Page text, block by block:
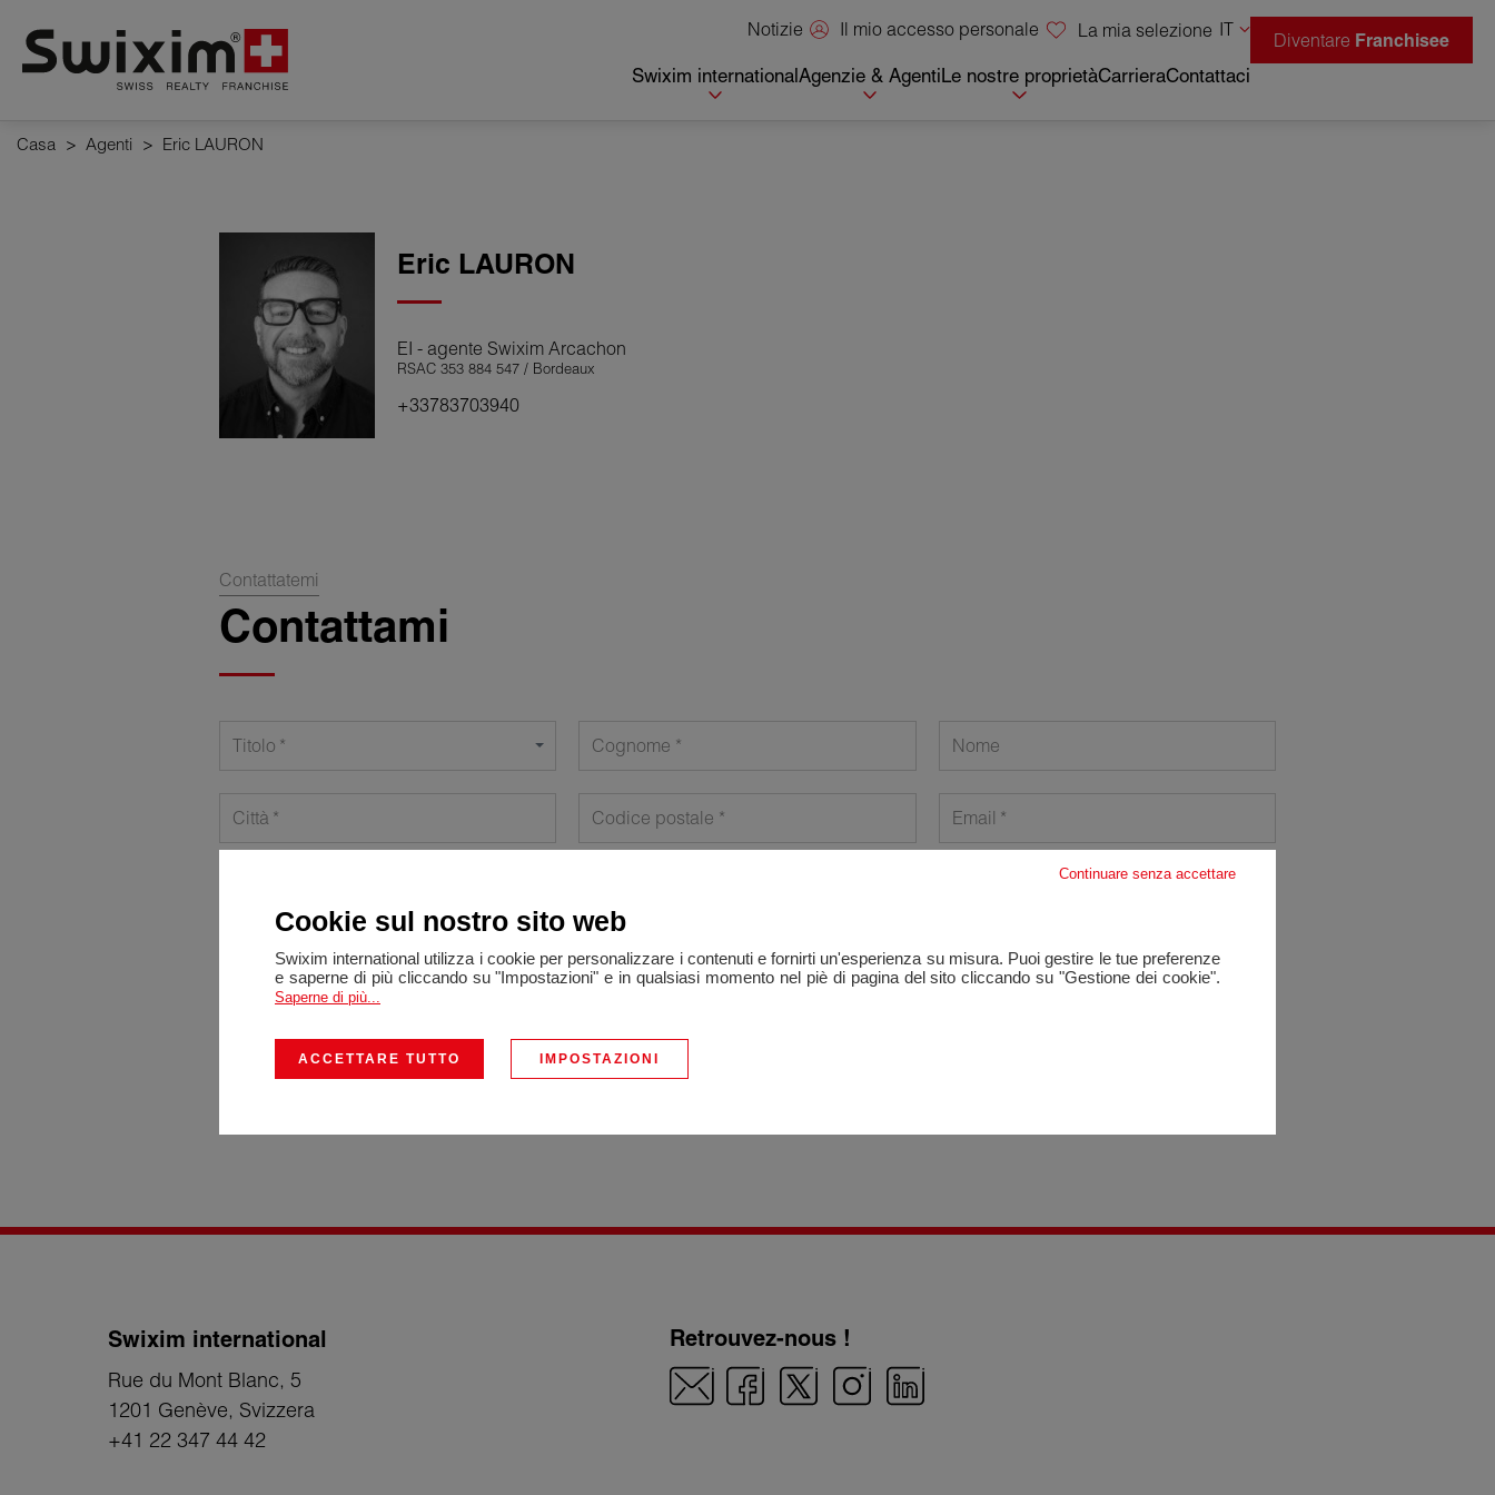
Notizie Il mio accesso personale La mia selezione IT
Swixim internationalAgenzie & AgentiLe nostre proprietàCarrieraContattaci
Diventare Franchisee
Casa > Agenti > Eric LAURON
Eric LAURON
EI - agente Swixim Arcachon
RSAC 353 884 547 / Bordeaux
+33783703940
Contattatemi
Contattami
Titolo Cognome Nome
Città Codice postale Email
Swixim international
Rue du Mont Blanc, 5
1201 Genève, Svizzera
+41 22 347 44 42
Retrouvez-nous !
Continuare senza accettare
Cookie sul nostro sito web
Swixim international utilizza i cookie per personalizzare i contenuti e fornirti un'esperienza su misura. Puoi gestire le tue preferenze
e saperne di più cliccando su "Impostazioni" e in qualsiasi momento nel piè di pagina del sito cliccando su "Gestione dei cookie".
Saperne di più...
ACCETTARE TUTTO IMPOSTAZIONI